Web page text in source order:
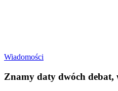
Wiadomości
Znamy daty dwóch